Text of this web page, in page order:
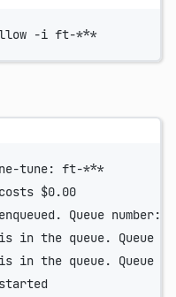
-i ft-***
tune: ft-***
$0.00
Queue number: 2
in the queue. Queue
in the queue. Queue